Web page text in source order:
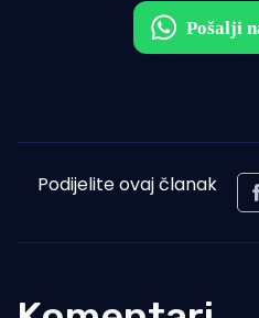
Podijelite ovaj članak